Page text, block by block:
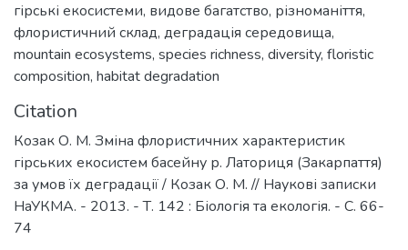
гірські екосистеми, видове багатство, різноманіття,
флористичний склад, деградація середовища,
mountain ecosystems, species richness, diversity, floristic
composition, habitat degradation
Citation
Козак О. М. Зміна флористичних характеристик
гірських екосистем басейну р. Латориця (Закарпаття)
за умов їх деградації / Козак О. М. // Наукові записки
НаУКМА. - 2013. - Т. 142 : Біологія та екологія. - С. 66-
74